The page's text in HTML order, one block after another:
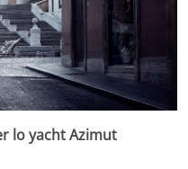
lo yacht Azimut